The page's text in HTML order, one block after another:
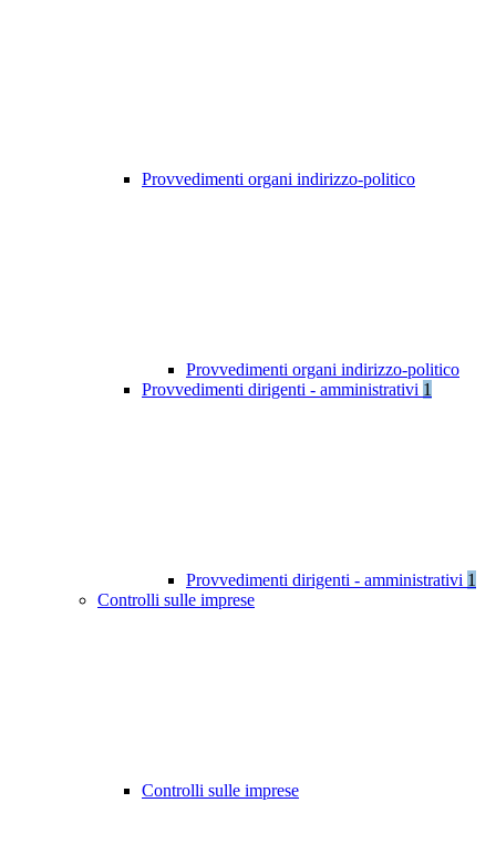
Provvedimenti organi indirizzo-politico
Provvedimenti organi indirizzo-politico
Provvedimenti dirigenti - amministrativi 1
Provvedimenti dirigenti - amministrativi 1
Controlli sulle imprese
Controlli sulle imprese